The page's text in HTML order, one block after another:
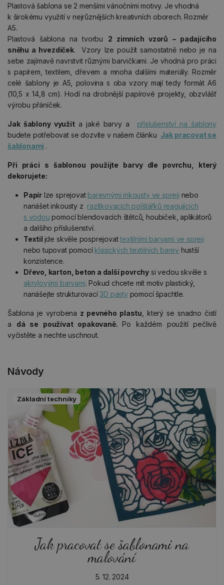
Plastová šablona se 2 menšími vánočními motivy. Je vhodná
k širokému využití v nejrůznějších kreativních oborech. Rozměr
A5.
Plastová šablona na tvorbu 2 zimních vzorů – padajícího
sněhu a hvezdiček. Vzory lze použít samostatně nebo je na
sebe zajímavě navrstvit různými barvičkami. Je vhodná pro práci
s papírem, textilem, dřevem a mnoha dalšími materiály. Rozměr
celé šablony je A5, polovina s oba vzory mají tedy formát A6
(10,5 x 14,8 cm). Hodí na drobnější papírové projekty, obzvlášť
výrobu přáníček.
Jak šablony využíta jaké barvy a příslušenství na šablony
budete potřebovat se dozvíte v našem článku Jak pracovat se
šablonami .
Při práci s šablonou použijte barvy dle povrchu, který
dekorujete:
Papír lze sprejovat barevnými inkousty ve spreji nebo
nanášet inkousty z razítkovacích polštářků reagujících
s vodou pomocí blendovacích štětců, houbiček, aplikátorů
a dalšího příslušenství.
Textil jde skvěle posprejovattextilními barvami ve spreji
nebo tupovat pomocí klasických textilních barev hustší
konzistence.
Dřevo, karton, beton a další povrchy si vedou skvěle s
akrylovými barvami. Pokud chcete mít motiv plastický,
nanášejte strukturovací3D pastypomocí špachtle.
Šablona je vyrobena z pevného plastu , který se snadno čistí
a dá se používat opakovaně.Po každém použití pečlivě
vyčistěte a nechte uschnout.
Návody
Základní techniky
Jak pracovat se šablonami na
malování
5. 12. 2024